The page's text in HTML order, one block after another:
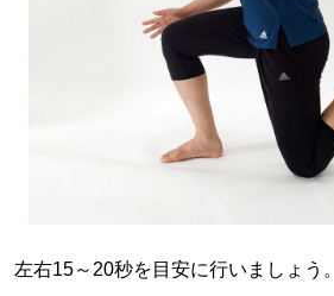
左右15～20秒を目安に行いましょう。